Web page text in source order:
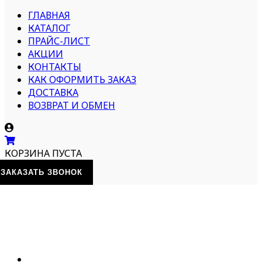
ГЛАВНАЯ
КАТАЛОГ
ПРАЙС-ЛИСТ
АКЦИИ
КОНТАКТЫ
КАК ОФОРМИТЬ ЗАКАЗ
ДОСТАВКА
ВОЗВРАТ И ОБМЕН
КОРЗИНА ПУСТА
ЗАКАЗАТЬ ЗВОНОК